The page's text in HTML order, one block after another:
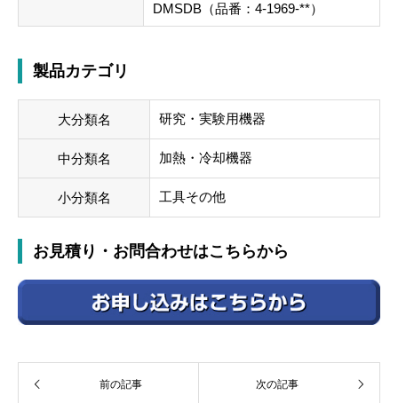
DMSDB（品番：4-1969-**）
製品カテゴリ
大分類名 研究・実験用機器
中分類名 加熱・冷却機器
小分類名 工具その他
お見積り・お問合わせはこちらから
前の記事 次の記事